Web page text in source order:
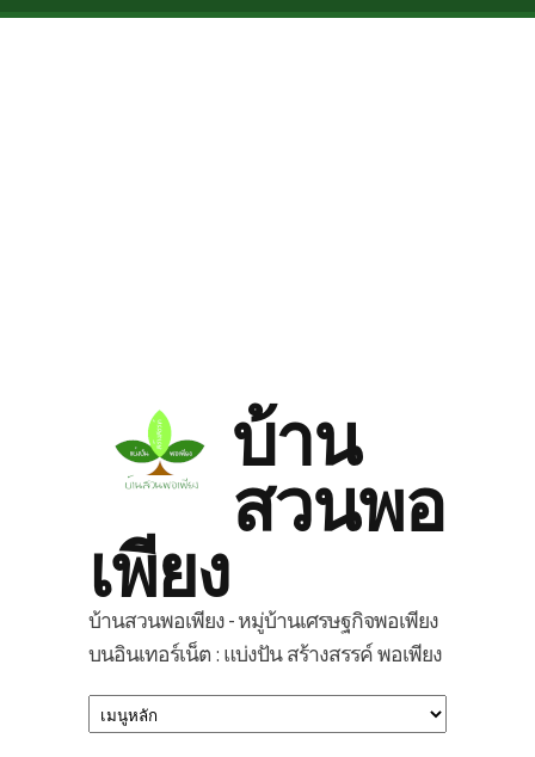
Skip to main content
บ้าน
สวนพอ
เพียง
บ้านสวนพอเพียง - หมู่บ้านเศรษฐกิจพอเพียง
บนอินเทอร์เน็ต : แบ่งปัน สร้างสรรค์ พอเพียง